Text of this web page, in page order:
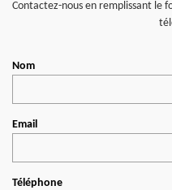
Contactez-nous en remplissant le
Nom
Email
Téléphone